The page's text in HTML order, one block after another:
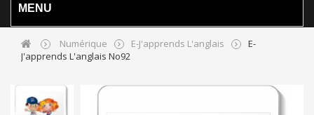
MENU
Numérique E-J'apprends L'anglais
E-
J'apprends L'anglais No92